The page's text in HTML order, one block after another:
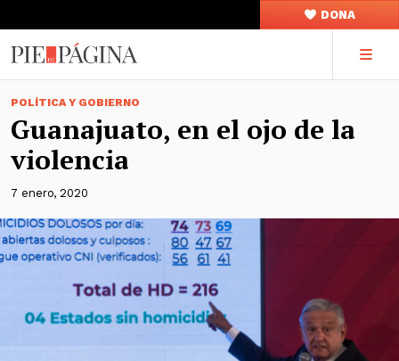
DONA
POLÍTICA Y GOBIERNO
Guanajuato, en el ojo de la
violencia
7 enero, 2020